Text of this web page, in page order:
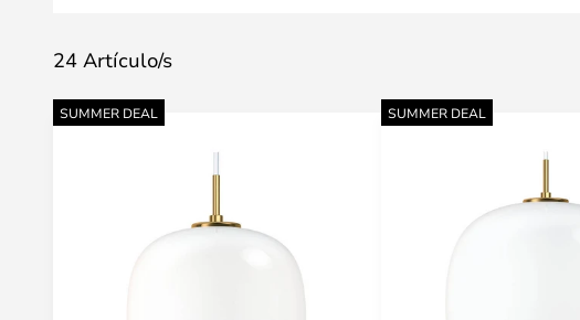
24 Artículo/s
SUMMER DEAL SUMMER DEAL